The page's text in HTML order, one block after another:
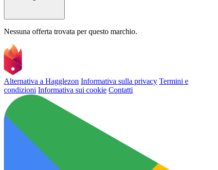
Nessuna offerta trovata per questo marchio.
Alternativa a Hagglezon Informativa sulla privacy Termini e
condizioni Informativa sui cookie Contatti